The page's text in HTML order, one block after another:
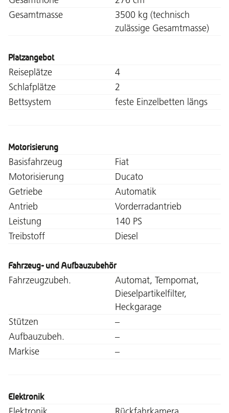
Gesamtmasse
3500 kg (technisch
zulässige Gesamtmasse)
Platzangebot
Reiseplätze
4
Schlafplätze
2
Bettsystem
feste Einzelbetten längs
Motorisierung
Basisfahrzeug
Fiat
Motorisierung
Ducato
Getriebe
Automatik
Antrieb
Vorderradantrieb
Leistung
140 PS
Treibstoff
Diesel
Fahrzeug- und Aufbauzubehör
Fahrzeugzubeh.
Automat, Tempomat,
Dieselpartikelfilter,
Heckgarage
Stützen
–
Aufbauzubeh.
–
Markise
–
Elektronik